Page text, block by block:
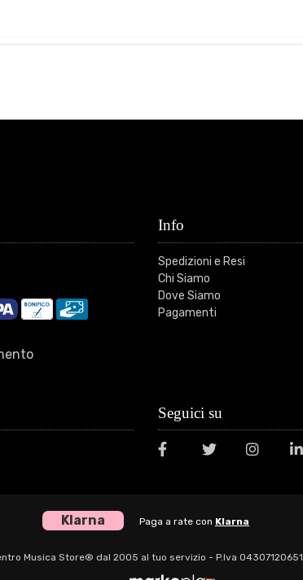
Info
Spedizioni e Resi
Chi Siamo
Dove Siamo
Pagamenti
Seguici su
Klarna Paga a rate con Klarna
Musica Store® dal 2005 al tuo servizio - P.Iva 04307120651